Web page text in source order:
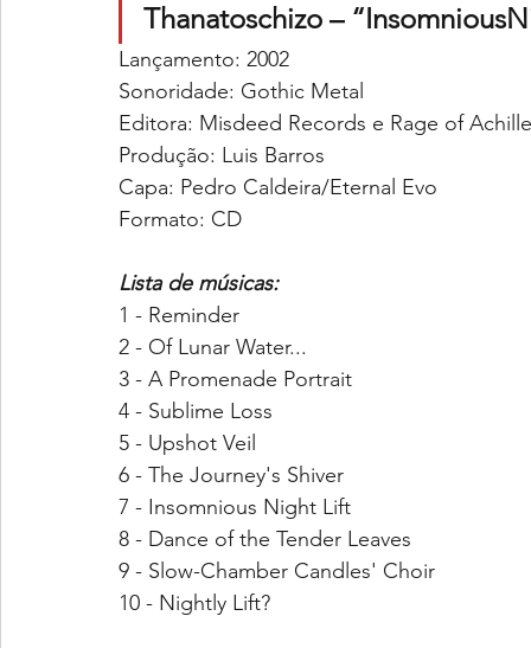
Thanatoschizo –
Lançamento: 2002
Sonoridade: Gothic Metal
Editora: Misdeed Records e Rage of
Produção: Luis Barros
Capa: Pedro Caldeira/Eternal Evo
Formato: CD
Lista de músicas:
1 - Reminder
2 - Of Lunar Water...
3 - A Promenade Portrait
4 - Sublime Loss
5 - Upshot Veil
6 - The Journey's Shiver
7 - Insomnious Night Lift
8 - Dance of the Tender Leaves
9 - Slow-Chamber Candles' Choir
10 - Nightly Lift?